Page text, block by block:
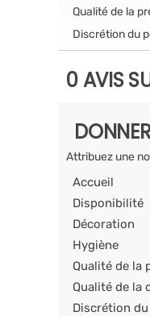
Qualité de la
Discrétion du
0 AVIS
Attribuez une
Accueil
Disponibilité
Décoration
Hygiène
Qualité de la
Qualité de la
Discrétion